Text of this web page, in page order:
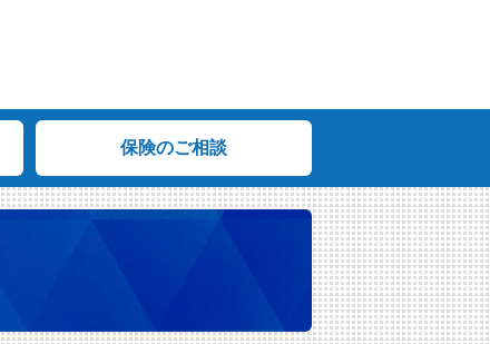
保険のご相談